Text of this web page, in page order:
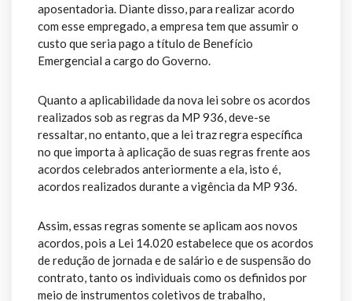
aposentadoria. Diante disso, para realizar acordo
com esse empregado, a empresa tem que assumir o
custo que seria pago a título de Benefício
Emergencial a cargo do Governo.
Quanto a aplicabilidade da nova lei sobre os acordos
realizados sob as regras da MP 936, deve-se
ressaltar, no entanto, que a lei traz regra específica
no que importa à aplicação de suas regras frente aos
acordos celebrados anteriormente a ela, isto é,
acordos realizados durante a vigência da MP 936.
Assim, essas regras somente se aplicam aos novos
acordos, pois a Lei 14.020 estabelece que os acordos
de redução de jornada e de salário e de suspensão do
contrato, tanto os individuais como os definidos por
meio de instrumentos coletivos de trabalho,